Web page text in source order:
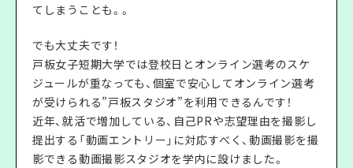
てしまうことも。。
でも大丈夫です！
戸板女子短期大学では登校日とオンライン選考のスケ
ジュールが重なっても、個室で安心してオンライン選考
が受けられる”戸板スタジオ”を利用できるんです！
近年、就活で増加している、自己PRや志望理由を撮影し
提出する「動画エントリー」に対応すべく、動画撮影を撮
影できる動画撮影スタジオを学内に設けました。